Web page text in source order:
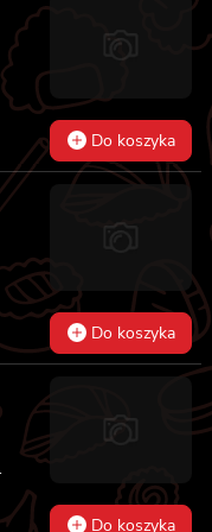
Do koszyka
Do koszyka
Do koszyka